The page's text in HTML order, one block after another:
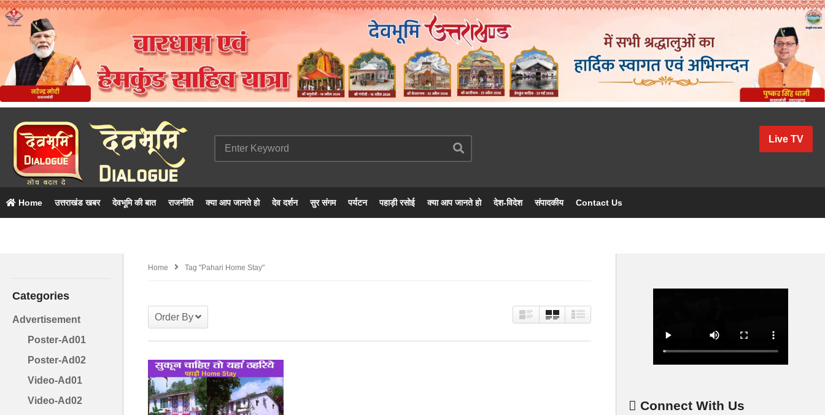
Live TV
Home उत्तराखंड खबर देवभूमि की बात राजनीति क्या आप जानते हो देव दर्शन सुर संगम पर्यटन पहाड़ी रसोई क्या आप जानते हो देश-विदेश संपादकीय Contact Us
Categories
Advertisement
Poster-Ad01
Poster-Ad02
Video-Ad01
Video-Ad02
Home Tag "pahari Home Stay"
Order By
Connect With Us